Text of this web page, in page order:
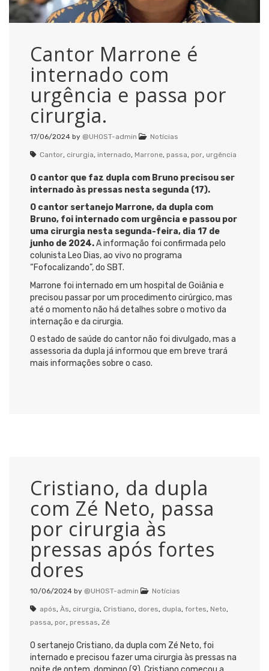
Cantor Marrone é
internado com
urgência e passa por
cirurgia.
17/06/2024 by @UHOST-admin Notícias
Cantor, cirurgia, internado, Marrone, passa, por, urgência
O cantor que faz dupla com Bruno precisou ser
internado às pressas nesta segunda (17).
O cantor sertanejo Marrone, da dupla com
Bruno, foi internado com urgência e passou por
uma cirurgia nesta segunda-feira, dia 17 de
junho de 2024.A informação foi confirmada pelo
colunista Leo Dias, ao vivo no programa
“Fofocalizando”, do SBT.
Marrone foi internado em um hospital de Goiânia e
precisou passar por um procedimento cirúrgico, mas
até o momento não há detalhes sobre o motivo da
internação e da cirurgia.
O estado de saúde do cantor não foi divulgado, mas a
assessoria da dupla já informou que em breve trará
mais informações sobre o caso.
Cristiano, da dupla
com Zé Neto, passa
por cirurgia às
pressas após fortes
dores
10/06/2024 by @UHOST-admin Notícias
após, Às, cirurgia, Cristiano, dores, dupla, fortes, Neto,
passa, por, pressas, Zé
O sertanejo Cristiano, da dupla com Zé Neto, foi
internado e precisou fazer uma cirurgia às pressas na